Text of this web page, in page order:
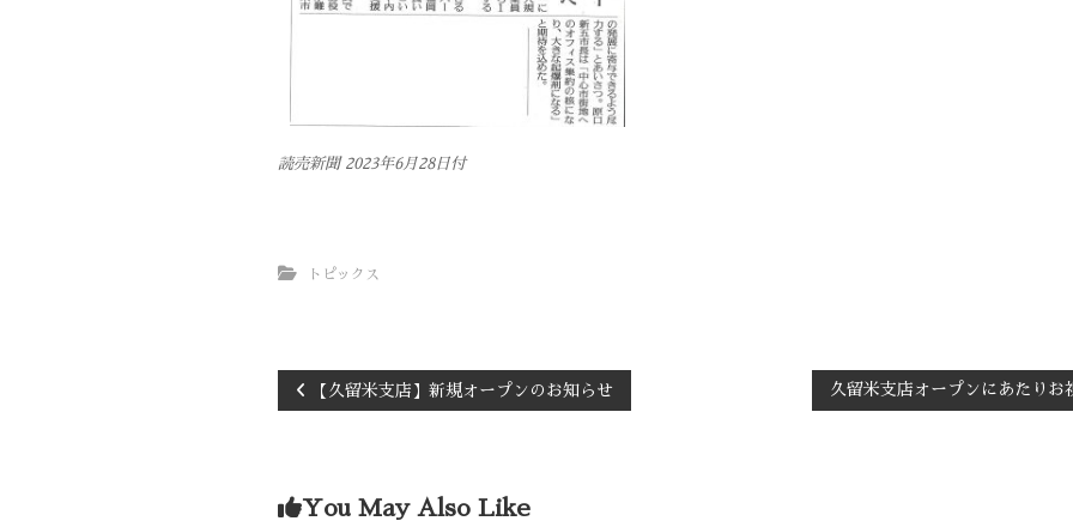
読売新聞 2023年6月28日付
トピックス
【久留米支店】新規オープンのお知らせ 久留米支店オープンにあたりお
You May Also Like